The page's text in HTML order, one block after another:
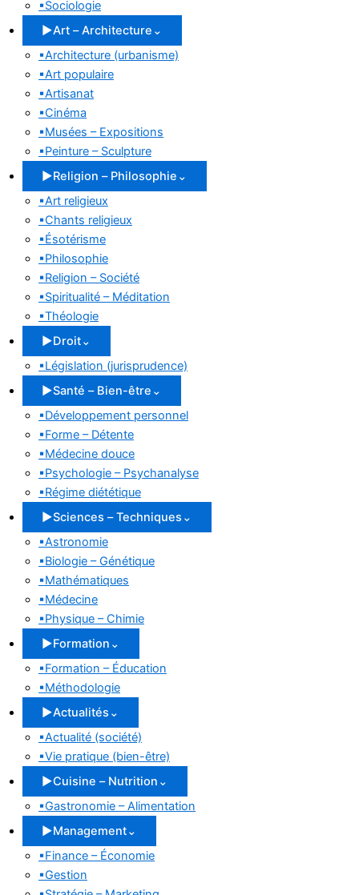
▪Sociologie
▶Art – Architecture ⌄
▪Architecture (urbanisme)
▪Art populaire
▪Artisanat
▪Cinéma
▪Musées – Expositions
▪Peinture – Sculpture
▶Religion – Philosophie ⌄
▪Art religieux
▪Chants religieux
▪Ésotérisme
▪Philosophie
▪Religion – Société
▪Spiritualité – Méditation
▪Théologie
▶Droit⌄
▪Législation (jurisprudence)
▶Santé – Bien-être ⌄
▪Développement personnel
▪Forme – Détente
▪Médecine douce
▪Psychologie – Psychanalyse
▪Régime diététique
▶Sciences – Techniques ⌄
▪Astronomie
▪Biologie – Génétique
▪Mathématiques
▪Médecine
▪Physique – Chimie
▶Formation ⌄
▪Formation – Éducation
▪Méthodologie
▶Actualités ⌄
▪Actualité (société)
▪Vie pratique (bien-être)
▶Cuisine – Nutrition ⌄
▪Gastronomie – Alimentation
▶Management⌄
▪Finance – Économie
▪Gestion